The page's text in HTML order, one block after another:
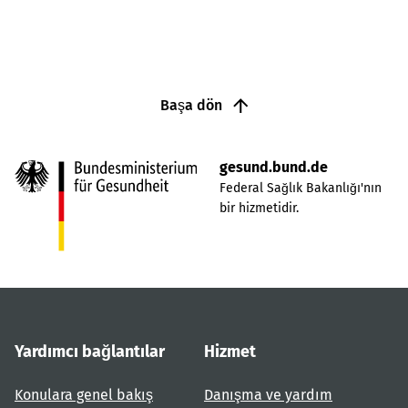
Başa dön
gesund.bund.de
Federal Sağlık Bakanlığı'nın
bir hizmetidir.
Yardımcı bağlantılar
Konulara genel bakış
Hizmet
Danışma ve yardım